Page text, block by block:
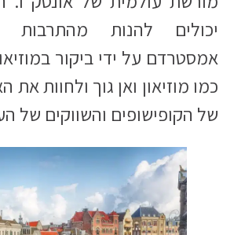
יכולים להנות
אמסטרדם על ידי ביקור
כמו מוזיאון ואן גוך ולחוות את
של הקופישופים והשווקים של